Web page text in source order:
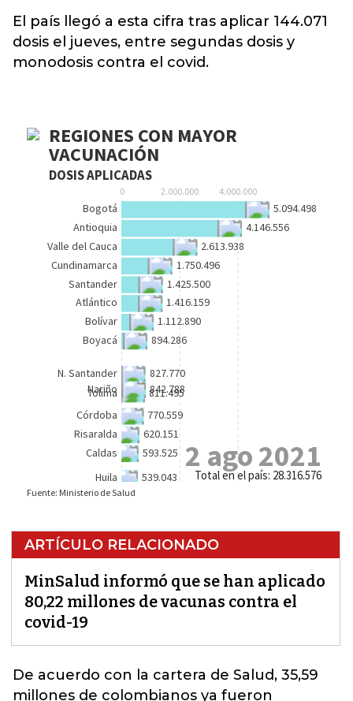
El país llegó a esta cifra tras aplicar 144.071
dosis el jueves, entre segundas dosis y
monodosis contra el covid.
ARTÍCULO RELACIONADO
MinSalud informó que se han aplicado
80,22 millones de vacunas contra el
covid-19
De acuerdo con la cartera de Salud, 35,59
millones de colombianos ya fueron